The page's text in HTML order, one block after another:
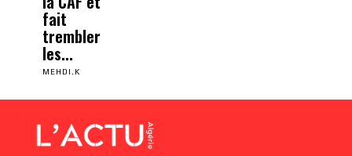
fait
trembler
les...
MEHDI.K